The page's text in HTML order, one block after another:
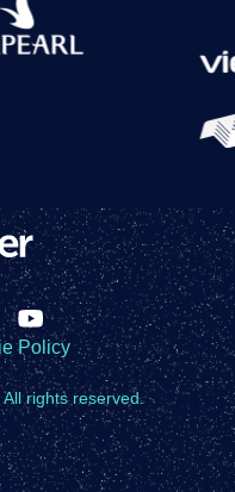
Policy
rights reserved.